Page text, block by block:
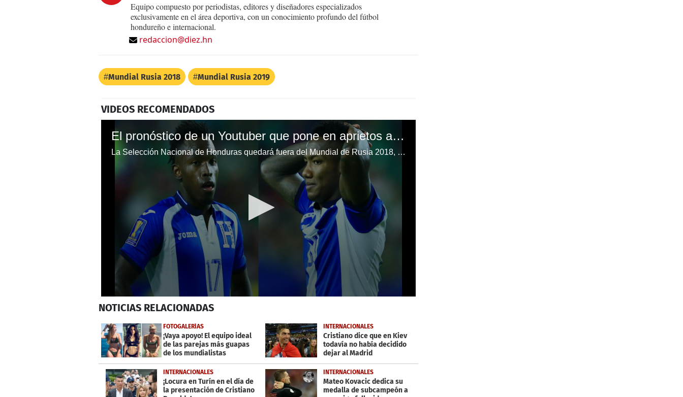
Equipo compuesto por periodistas, editores y diseñadores especializados
exclusivamente en el área deportiva, con un conocimiento profundo del fútbol
hondureño e internacional.
redaccion@diez.hn
Mundial Rusia 2018 Mundial Rusia 2019
VIDEOS RECOMENDADOS
El pronóstico de un Youtuber que pone en aprietos a Honduras para el Mundial de Rusia 2018.
La Selección Nacional de Honduras quedará fuera del Mundial de Rusia 2018, según las predicciones de un Youtuber.
seconds
5
minutes,
49
secondsVolume
0%
NOTICIAS RELACIONADAS
FOTOGALERÍAS
¡Vaya apoyo! El equipo ideal
de las parejas más guapas
de los mundialistas
INTERNACIONALES
Cristiano dice que en Kiev
todavía no había decidido
dejar al Madrid
INTERNACIONALES
¡Locura en Turín en el día de
la presentación de Cristiano
INTERNACIONALES
Mateo Kovacic dedica su
medalla de subcampeón a